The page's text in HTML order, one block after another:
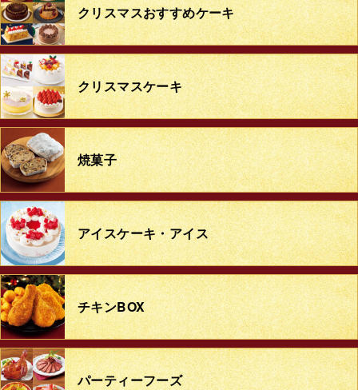
クリスマスおすすめケーキ
クリスマスケーキ
焼菓子
アイスケーキ・アイス
チキンBOX
パーティーフーズ